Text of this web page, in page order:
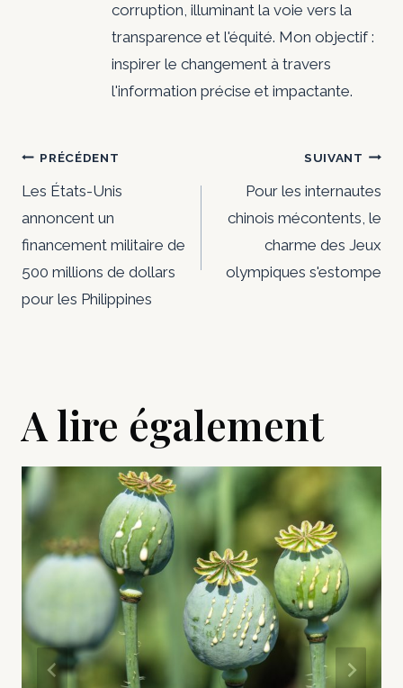
corruption, illuminant la voie vers la
transparence et l'équité. Mon objectif :
inspirer le changement à travers
l'information précise et impactante.
Navigation
de
l’article
PRÉCÉDENT
Les États-Unis
annoncent un
financement militaire de
500 millions de dollars
pour les Philippines
SUIVANT
Pour les internautes
chinois mécontents, le
charme des Jeux
olympiques s'estompe
A lire également